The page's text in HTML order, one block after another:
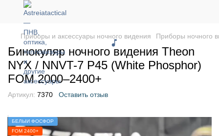
Приборы и аксессуары ночного видения Приборы ночного
Бинокуляр ночного видения Theon
NYX / NNVT-7 P45 (White Phosphor)
FOM 2000–2400+
Артикул: 7370 Оставить отзыв
БЕЛЫЙ ФОСФОР
FOM 2400+